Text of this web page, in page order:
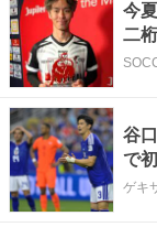
今
二
及
谷
で
う
ゲキ